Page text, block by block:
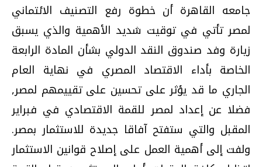
جامعه القاهرة أن خطوة رفع التصنيف الائتماني
لمصر تأتي في توقيت شديد الأهمية والذي يسبق
زيارة وفد صندوق النقد الدولي بشأن المادة الرابعة
الخاصة بأداء الاقتصاد المصري في نهاية العام
الجاري ما قد يؤثر على تحسين على تقييمهم لمصر,
فضلا عن إعداد لمصر للقمة الاقتصادي في فبراير
المقبل والتي ستفتح آفاقا جديدة للاستثمار بمصر.
ولفت إلى أهمية العمل على إصلاح قوانين الاستثمار